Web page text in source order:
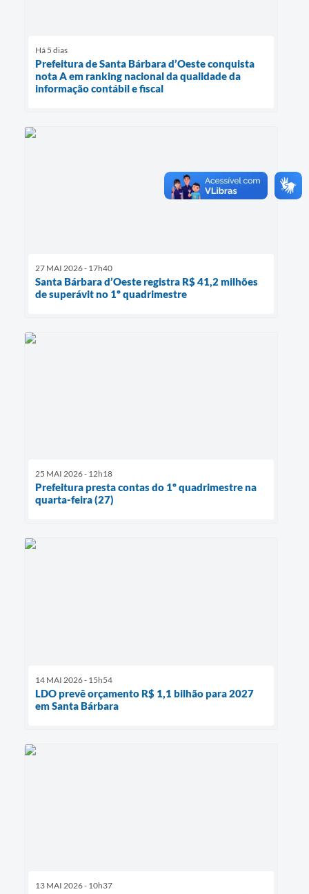
Há 5 dias
Prefeitura de Santa Bárbara d’Oeste conquista
nota A em ranking nacional da qualidade da
informação contábil e fiscal
27 MAI 2026 - 17h40
Santa Bárbara d’Oeste registra R$ 41,2 milhões
de superávit no 1º quadrimestre
25 MAI 2026 - 12h18
Prefeitura presta contas do 1º quadrimestre na
quarta-feira (27)
14 MAI 2026 - 15h54
LDO prevê orçamento R$ 1,1 bilhão para 2027
em Santa Bárbara
13 MAI 2026 - 10h37